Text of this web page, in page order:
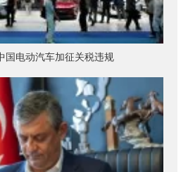
国电动汽车加征关税违规